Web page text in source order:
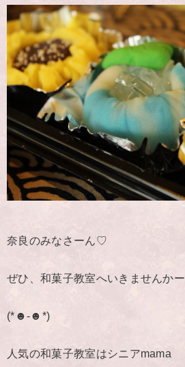
奈良のみなさーん♡
ぜひ、和菓子教室へいきませんかー
(*☻-☻*)
人気の和菓子教室はシニアmama